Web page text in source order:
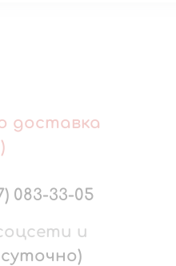
доставка
083-33-05
и